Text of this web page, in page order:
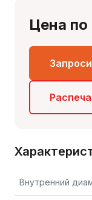
Цена по
Внутренний